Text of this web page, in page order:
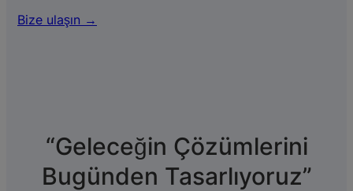
Bize ulaşın →
“Geleceğin Çözümlerini
Bugünden Tasarlıyoruz”